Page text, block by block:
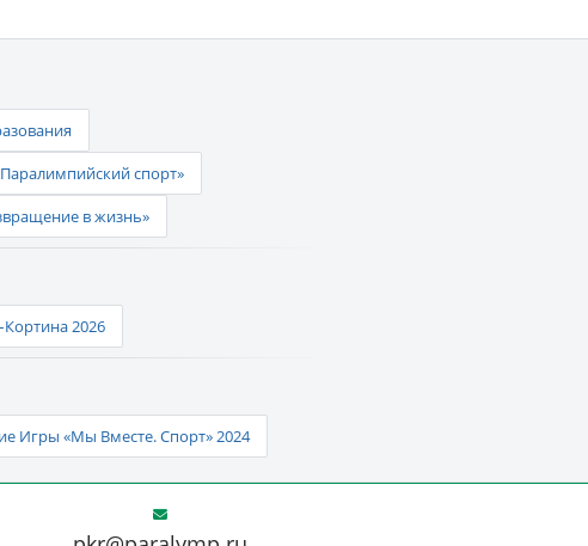
спорт»
в жизнь»
2026
Игры «Мы Вместе. Спорт» 2024